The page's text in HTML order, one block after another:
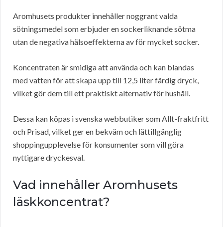
Aromhusets produkter innehåller noggrant valda
sötningsmedel som erbjuder en sockerliknande sötma
utan de negativa hälsoeffekterna av för mycket socker.
Koncentraten är smidiga att använda och kan blandas
med vatten för att skapa upp till 12,5 liter färdig dryck,
vilket gör dem till ett praktiskt alternativ för hushåll.
Dessa kan köpas i svenska webbutiker som Allt-fraktfritt
och Prisad, vilket ger en bekväm och lättillgänglig
shoppingupplevelse för konsumenter som vill göra
nyttigare dryckesval.
Vad innehåller Aromhusets
läskkoncentrat?